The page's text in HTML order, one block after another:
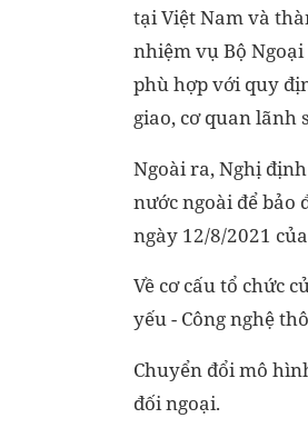
tại Việt Nam và
nhiệm vụ Bộ
phù hợp với quy
giao, cơ quan lãnh
Ngoài ra, Nghị
nước ngoài để bảo
ngày 12/8/2021
Về cơ cấu tổ chức
yếu - Công nghệ
Chuyển đổi mô
đối ngoại.